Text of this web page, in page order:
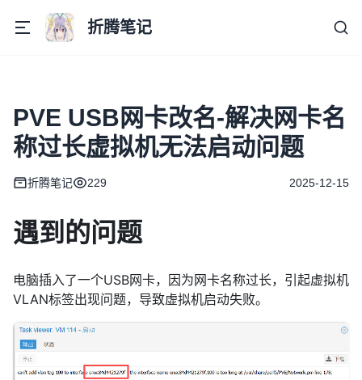
折腾笔记
PVE USB网卡改名-解决网卡名
称过长虚拟机无法启动问题
折腾笔记 229 2025-12-15
遇到的问题
电脑插入了一个USB网卡，因为网卡名称过长，引起虚拟机
VLAN标签出现问题，导致虚拟机启动失败。